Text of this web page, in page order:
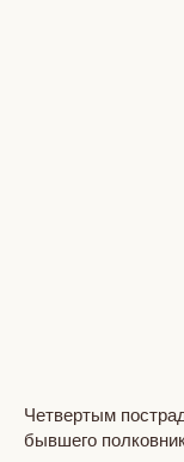
Четвертым
бывшего